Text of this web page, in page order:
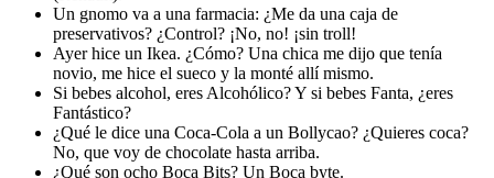
Un gnomo va a una farmacia: ¿Me da una caja de
preservativos? ¿Control? ¡No, no! ¡sin troll!
Ayer hice un Ikea. ¿Cómo? Una chica me dijo que tenía
novio, me hice el sueco y la monté allí mismo.
Si bebes alcohol, eres Alcohólico? Y si bebes Fanta, ¿eres
Fantástico?
¿Qué le dice una Coca-Cola a un Bollycao? ¿Quieres coca?
No, que voy de chocolate hasta arriba.
¿Qué son ocho Boca Bits? Un Boca byte.